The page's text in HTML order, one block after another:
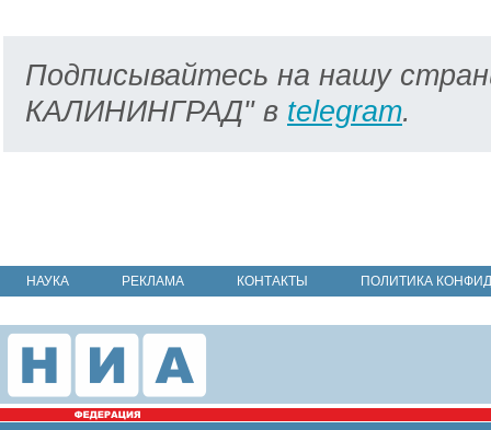
Подписывайтесь на нашу
КАЛИНИНГРАД" в telegram.
НАУКА РЕКЛАМА КОНТАКТЫ ПОЛИТИКА